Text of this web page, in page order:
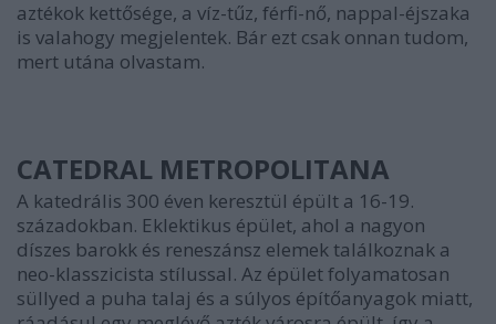
aztékok kettősége, a víz-tűz, férfi-nő, nappal-éjszaka
is valahogy megjelentek. Bár ezt csak onnan tudom,
mert utána olvastam.
CATEDRAL METROPOLITANA
A katedrális 300 éven keresztül épült a 16-19.
századokban. Eklektikus épület, ahol a nagyon
díszes barokk és reneszánsz elemek találkoznak a
neo-klasszicista stílussal. Az épület folyamatosan
süllyed a puha talaj és a súlyos építőanyagok miatt,